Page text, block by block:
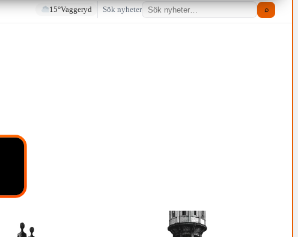
15°Vaggeryd Sök nyheter ⌕